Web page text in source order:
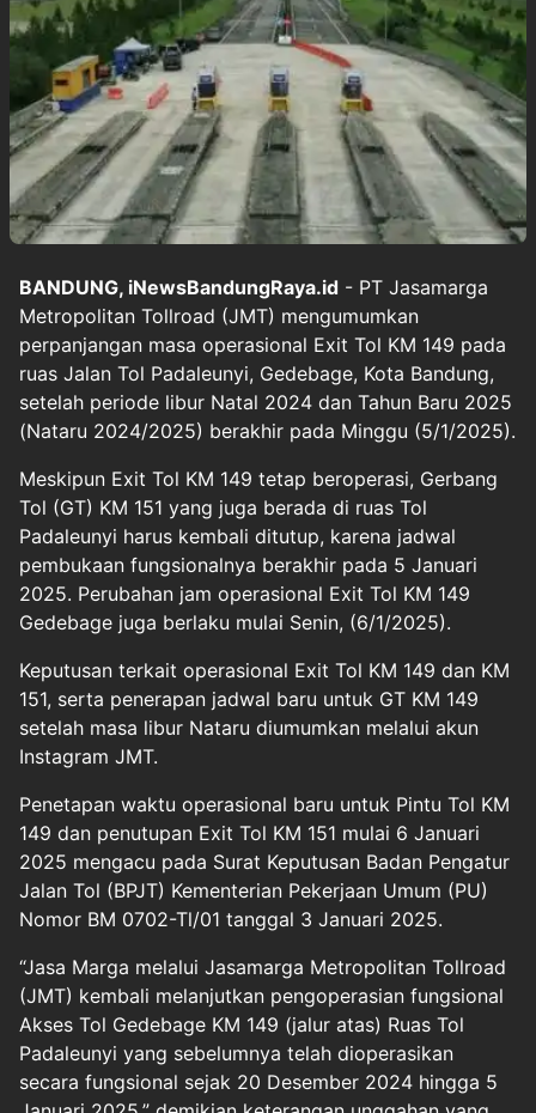
BANDUNG, iNewsBandungRaya.id - PT Jasamarga
Metropolitan Tollroad (JMT) mengumumkan
perpanjangan masa operasional Exit Tol KM 149 pada
ruas Jalan Tol Padaleunyi, Gedebage, Kota Bandung,
setelah periode libur Natal 2024 dan Tahun Baru 2025
(Nataru 2024/2025) berakhir pada Minggu (5/1/2025).
Meskipun Exit Tol KM 149 tetap beroperasi, Gerbang
Tol (GT) KM 151 yang juga berada di ruas Tol
Padaleunyi harus kembali ditutup, karena jadwal
pembukaan fungsionalnya berakhir pada 5 Januari
2025. Perubahan jam operasional Exit Tol KM 149
Gedebage juga berlaku mulai Senin, (6/1/2025).
Keputusan terkait operasional Exit Tol KM 149 dan KM
151, serta penerapan jadwal baru untuk GT KM 149
setelah masa libur Nataru diumumkan melalui akun
Instagram JMT.
Penetapan waktu operasional baru untuk Pintu Tol KM
149 dan penutupan Exit Tol KM 151 mulai 6 Januari
2025 mengacu pada Surat Keputusan Badan Pengatur
Jalan Tol (BPJT) Kementerian Pekerjaan Umum (PU)
Nomor BM 0702-Tl/01 tanggal 3 Januari 2025.
“Jasa Marga melalui Jasamarga Metropolitan Tollroad
(JMT) kembali melanjutkan pengoperasian fungsional
Akses Tol Gedebage KM 149 (jalur atas) Ruas Tol
Padaleunyi yang sebelumnya telah dioperasikan
secara fungsional sejak 20 Desember 2024 hingga 5